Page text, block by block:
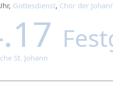
Gottesdienst, Chor der
St. Johann